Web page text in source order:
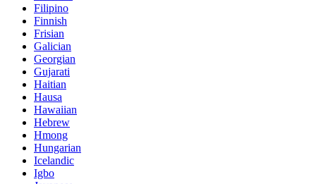
Filipino
Finnish
Frisian
Galician
Georgian
Gujarati
Haitian
Hausa
Hawaiian
Hebrew
Hmong
Hungarian
Icelandic
Igbo